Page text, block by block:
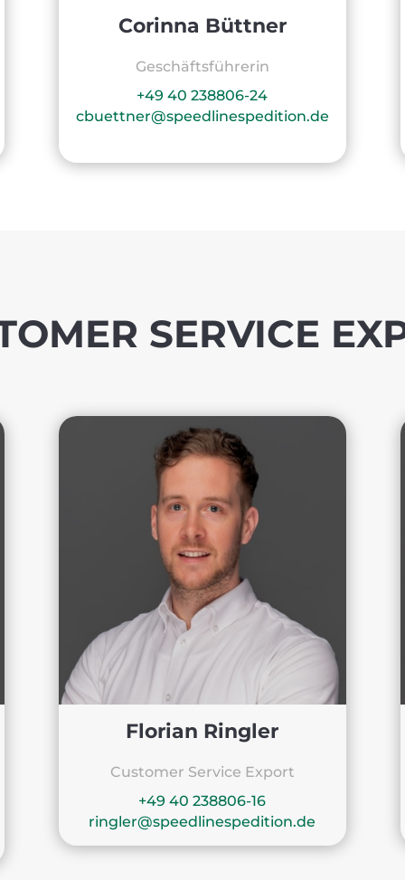
Corinna Büttner
Geschäftsführerin
+49 40 238806-24
cbuettner@speedlinespedition.de
SERVICE
Florian Ringler
Customer Service Export
+49 40 238806-16
ringler@speedlinespedition.de